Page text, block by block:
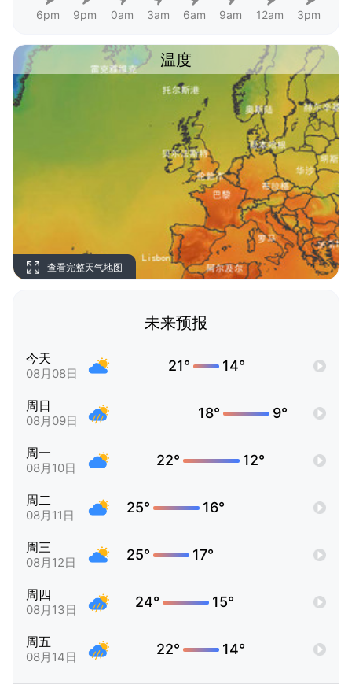
6pm 9pm 0am 3am 6am 9am 12am 3pm
温度
查看完整天气地图
未来预报
今天
08月08日 21° 14°
周日
08月09日 18° 9°
周一
08月10日 22° 12°
周二
08月11日 25° 16°
周三
08月12日 25° 17°
周四
08月13日 24° 15°
周五
08月14日 22° 14°